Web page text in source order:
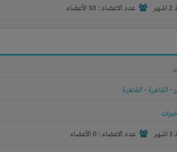
عدد الاعضاء : 30 الأعضاء
- القاهرة - القاهرة
عدد الاعضاء : 0 الأعضاء